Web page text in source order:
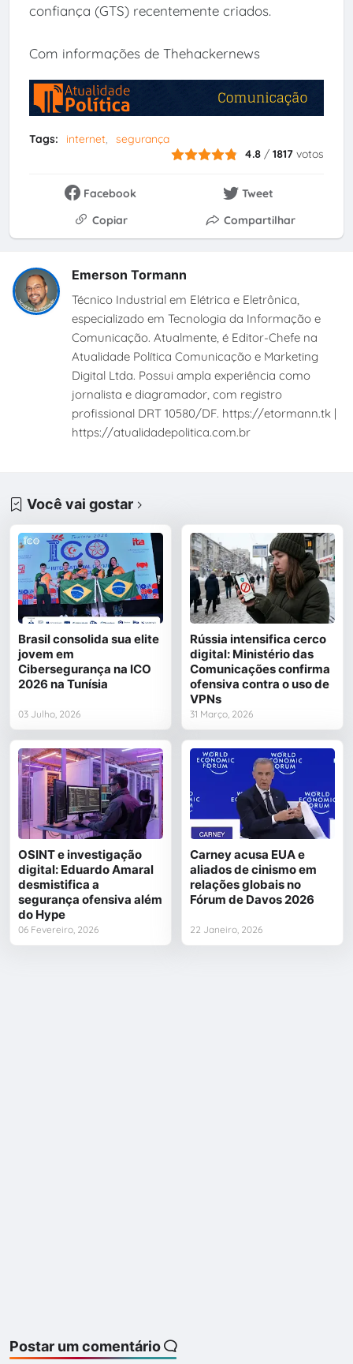
confiança (GTS) recentemente criados.
Com informações de Thehackernews
Tags: internet
segurança
4.8 /1817 votos
Facebook
Tweet
Copiar
Compartilhar
Emerson Tormann
Técnico Industrial em Elétrica e Eletrônica,
especializado em Tecnologia da Informação e
Comunicação. Atualmente, é Editor-Chefe na
Atualidade Política Comunicação e Marketing
Digital Ltda. Possui ampla experiência como
jornalista e diagramador, com registro
profissional DRT 10580/DF. https://etormann.tk |
https://atualidadepolitica.com.br
Você vai gostar
Brasil consolida sua elite
jovem em
Cibersegurança na ICO
2026 na Tunísia
03 Julho, 2026
Rússia intensifica cerco
digital: Ministério das
Comunicações confirma
ofensiva contra o uso de
VPNs
31 Março, 2026
OSINT e investigação
digital: Eduardo Amaral
desmistifica a
segurança ofensiva além
do Hype
06 Fevereiro, 2026
Carney acusa EUA e
aliados de cinismo em
relações globais no
Fórum de Davos 2026
22 Janeiro, 2026
Postar um comentário